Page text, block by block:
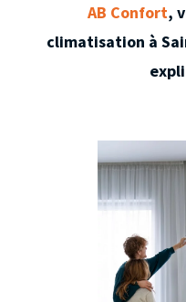
AB Confort,
climatisation à